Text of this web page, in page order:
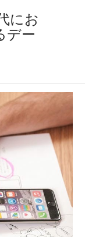
にお
デー